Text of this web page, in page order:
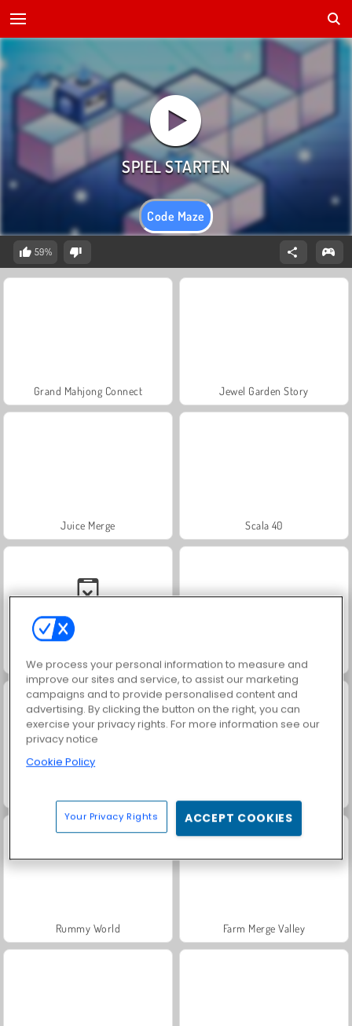
Code Maze
59%
Grand Mahjong Connect Jewel Garden Story
Juice Merge Scala 40
Solitaire Social Trollface Quest: USA 2
Rummy World Farm Merge Valley
We process your personal information to measure and
improve our sites and service, to assist our marketing
campaigns and to provide personalised content and
advertising. By clicking the button on the right, you can
exercise your privacy rights. For more information see our
privacy notice
Cookie Policy
Your Privacy Rights ACCEPT COOKIES